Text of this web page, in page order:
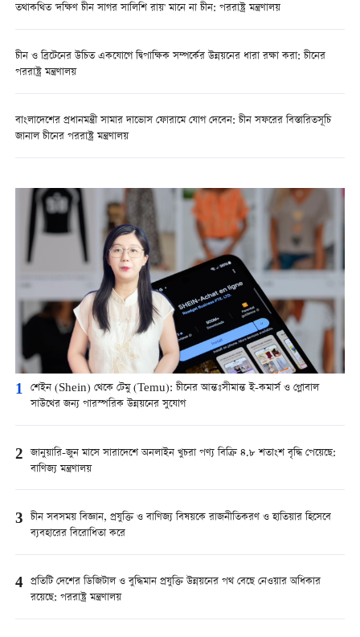
তথাকথিত 'দক্ষিণ চীন সাগর সালিশি রায়' মানে না চীন: পররাষ্ট্র মন্ত্রণালয়
চীন ও ব্রিটেনের উচিত একযোগে দ্বিপাক্ষিক সম্পর্কের উন্নয়নের ধারা রক্ষা করা: চীনের
পররাষ্ট্র মন্ত্রণালয়
বাংলাদেশের প্রধানমন্ত্রী সামার দাভোস ফোরামে যোগ দেবেন: চীন সফরের বিস্তারিতসূচি
জানাল চীনের পররাষ্ট্র মন্ত্রণালয়
1 শেইন (Shein) থেকে টেমু (Temu): চীনের আন্তঃসীমান্ত ই-কমার্স ও গ্লোবাল
সাউথের জন্য পারস্পরিক উন্নয়নের সুযোগ
2 জানুয়ারি-জুন মাসে সারাদেশে অনলাইন খুচরা পণ্য বিক্রি ৪.৮ শতাংশ বৃদ্ধি পেয়েছে:
বাণিজ্য মন্ত্রণালয়
3 চীন সবসময় বিজ্ঞান, প্রযুক্তি ও বাণিজ্য বিষয়কে রাজনীতিকরণ ও হাতিয়ার হিসেবে
ব্যবহারের বিরোধিতা করে
4 প্রতিটি দেশের ডিজিটাল ও বুদ্ধিমান প্রযুক্তি উন্নয়নের পথ বেছে নেওয়ার অধিকার
রয়েছে: পররাষ্ট্র মন্ত্রণালয়